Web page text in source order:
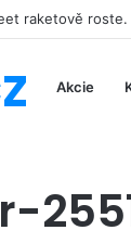
raketově
Akcie